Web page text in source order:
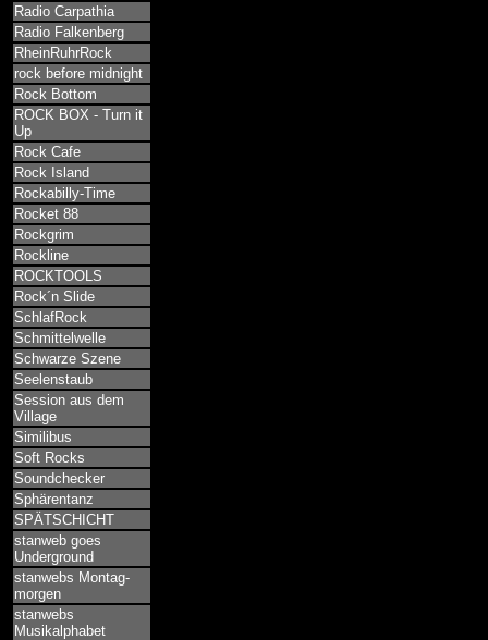
Radio Carpathia
Radio Falkenberg
RheinRuhrRock
rock before midnight
Rock Bottom
ROCK BOX - Turn it
Up
Rock Cafe
Rock Island
Rockabilly-Time
Rocket 88
Rockgrim
Rockline
ROCKTOOLS
Rock´n Slide
SchlafRock
Schmittelwelle
Schwarze Szene
Seelenstaub
Session aus dem
Village
Similibus
Soft Rocks
Soundchecker
Sphärentanz
SPÄTSCHICHT
stanweb goes
Underground
stanwebs Montag-
morgen
stanwebs
Musikalphabet